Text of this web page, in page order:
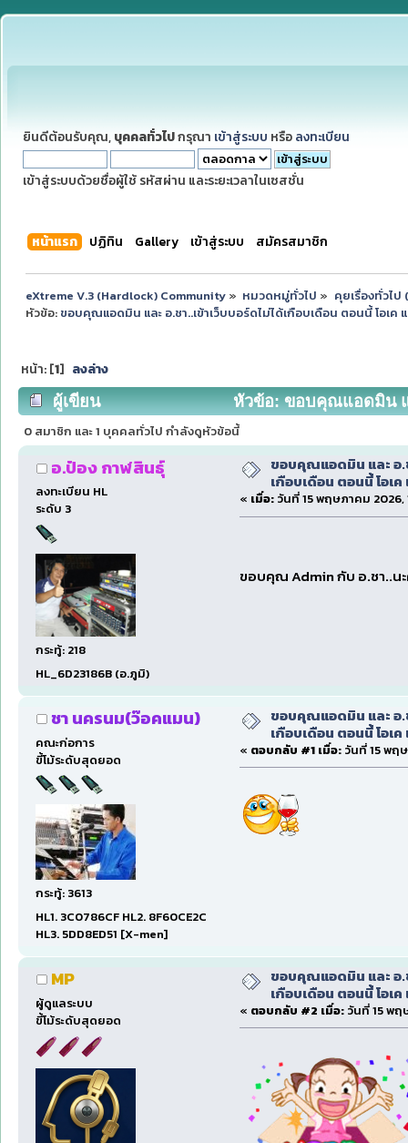
ยินดีต้อนรับคุณ, บุคคลทั่วไปกรุณา เข้าสู่ระบบ หรือ ลงทะเบียน
เข้าสู่ระบบด้วยชื่อผู้ใช้ รหัสผ่าน และระยะเวลาในเซสชั่น
หน้าแรก ปฏิทิน Gallery เข้าสู่ระบบ สมัครสมาชิก
eXtreme V.3 (Hardlock) Community» หมวดหมู่ทั่วไป » คุยเรื่องทั่วไป
หัวข้อ: ขอบคุณแอดมิน และ อ.ชา..เข้าเว็บบอร์ดไม่ได้เกือบเดือน ตอนนี้ โอเค
หน้า: [1] ลงล่าง
ผู้เขียน
หัวข้อ: ขอบคุณแอดมิน แ
5808 ครั้ง)
0 สมาชิก และ 1 บุคคลทั่วไป กำลังดูหัวข้อนี้
อ.ป๋อง กาฬสินธุ์
ลงทะเบียน HL
ระดับ 3
กระทู้: 218
HL_6D23186B (อ.ภูมิ)
ขอบคุณแอดมิน และ อ.
เกือบเดือน ตอนนี้ โอเค
« เมื่อ: วันที่ 15 พฤษภาคม 2026,
ขอบคุณ Admin กับ อ.ชา..น
ชา นครนม(ว๊อคแมน)
คณะก่อการ
ขี้โม้ระดับสุดยอด
กระทู้: 3613
HL1. 3C0786CF HL2. 8F60CE2C
HL3. 5DD8ED51 [X-men]
ขอบคุณแอดมิน และ อ.
เกือบเดือน ตอนนี้ โอเค
« ตอบกลับ #1 เมื่อ: วันที่ 15 พฤ
MP
ผู้ดูแลระบบ
ขี้โม้ระดับสุดยอด
ขอบคุณแอดมิน และ อ.
เกือบเดือน ตอนนี้ โอเค
« ตอบกลับ #2 เมื่อ: วันที่ 15 พฤ